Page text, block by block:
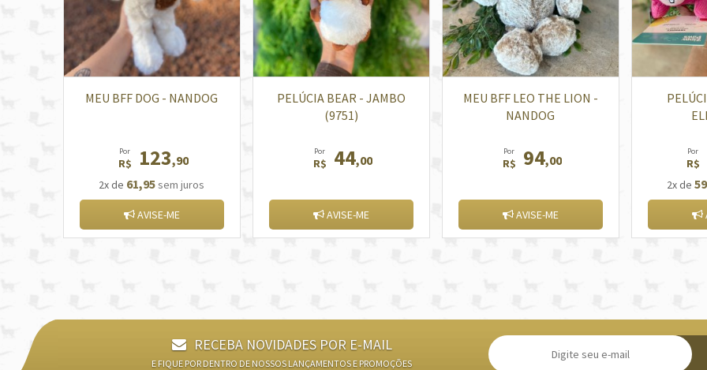
MEU BFF DOG - NANDOG
Por
R$ 123,90
2x de 61,95sem juros
AVISE-ME
PELÚCIA BEAR - JAMBO
(9751)
Por
R$ 44,00
AVISE-ME
MEU BFF LEO THE LION -
NANDOG
Por
R$ 94,00
AVISE-ME
Por
R$
2x de
RECEBA NOVIDADES POR E-MAIL
E FIQUE POR DENTRO DE NOSSOS LANÇAMENTOS E PROMOÇÕES